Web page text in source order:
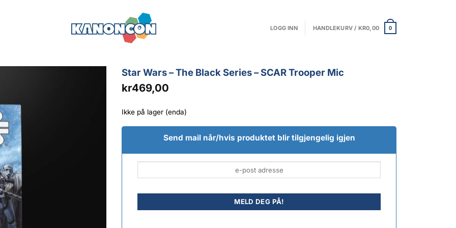
LOGG INN HANDLEKURV / KR0,00 0
Star Wars – The Black Series – SCAR Trooper Mic
kr469,00
Ikke på lager (enda)
Send mail når/hvis produktet blir tilgjengelig igjen